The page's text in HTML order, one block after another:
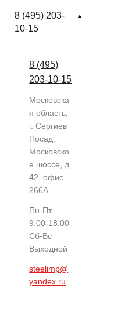
8 (495) 203-
10-15
8 (495)
203-10-15
Московска
я область,
г. Сергиев
Посад,
Московско
е шоссе, д.
42, офис
266А
Пн-Пт
9:00-18:00
Cб-Вс
Выходной
steelimp@
yandex.ru